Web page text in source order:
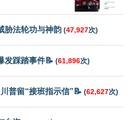
胁法轮功与神韵 (47,927次)
发踩踏事件📝 (61,896次)
普留“接班指示信”📝 (62,627次)